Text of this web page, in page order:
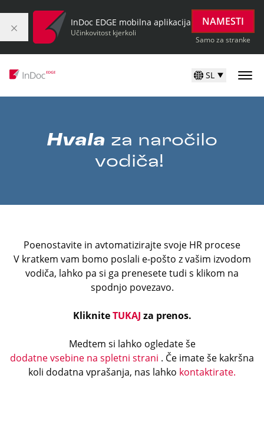
InDoc EDGE mobilna aplikacija
Učinkovitost kjerkoli
NAMESTI
Samo za stranke
SL
Hvala za naročilo
vodiča!
Poenostavite in avtomatizirajte svoje HR procese
V kratkem vam bomo poslali e-pošto z vašim izvodom
vodiča, lahko pa si ga prenesete tudi s klikom na
spodnjo povezavo.
KlikniteTUKAJ za prenos.
Medtem si lahko ogledate še
dodatne vsebine na spletni strani . Če imate še kakršna
koli dodatna vprašanja, nas lahko kontaktirate.